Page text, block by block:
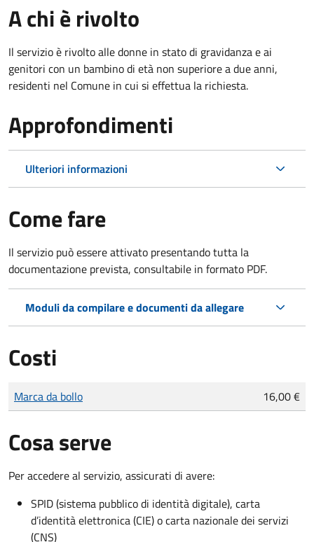
A chi è rivolto
Il servizio è rivolto alle donne in stato di gravidanza e ai
genitori con un bambino di età non superiore a due anni,
residenti nel Comune in cui si effettua la richiesta.
Approfondimenti
Ulteriori informazioni
Come fare
Il servizio può essere attivato presentando tutta la
documentazione prevista, consultabile in formato PDF.
Moduli da compilare e documenti da allegare
Costi
Tipo di pagamento
Importo
Marca da bollo 16,00 €
Cosa serve
Per accedere al servizio, assicurati di avere:
SPID (sistema pubblico di identità digitale), carta
d’identità elettronica (CIE) o carta nazionale dei servizi
(CNS)